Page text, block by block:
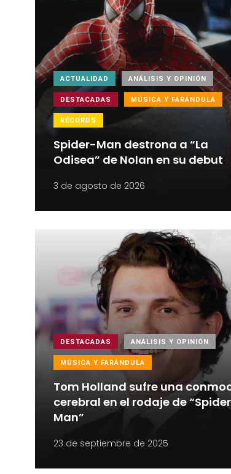
ACTUALIDAD ANÁLISIS Y OPINIÓN
DESTACADAS MÚSICA Y FARÁNDULA
RÉCORDS
Spider-Man destrona a “La
Odisea” de Nolan en su debut
3 de agosto de 2026
DESTACADAS ANÁLISIS Y OPINIÓN
MÚSICA Y FARÁNDULA
Tom Holland sufre una
cerebral en el rodaje de
Man”
23 de septiembre de 2025